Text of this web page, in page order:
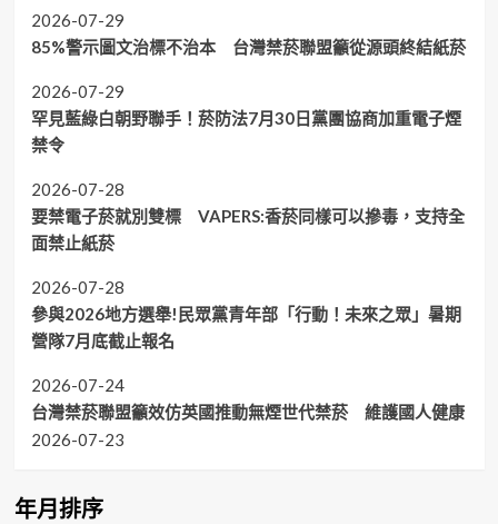
2026-07-29
85%警示圖文治標不治本 台灣禁菸聯盟籲從源頭終結紙菸
2026-07-29
罕見藍綠白朝野聯手！菸防法7月30日黨團協商加重電子煙
禁令
2026-07-28
要禁電子菸就別雙標 VAPERS:香菸同樣可以摻毒，支持全
面禁止紙菸
2026-07-28
參與2026地方選舉!民眾黨青年部「行動！未來之眾」暑期
營隊7月底截止報名
2026-07-24
台灣禁菸聯盟籲效仿英國推動無煙世代禁菸 維護國人健康
2026-07-23
年月排序